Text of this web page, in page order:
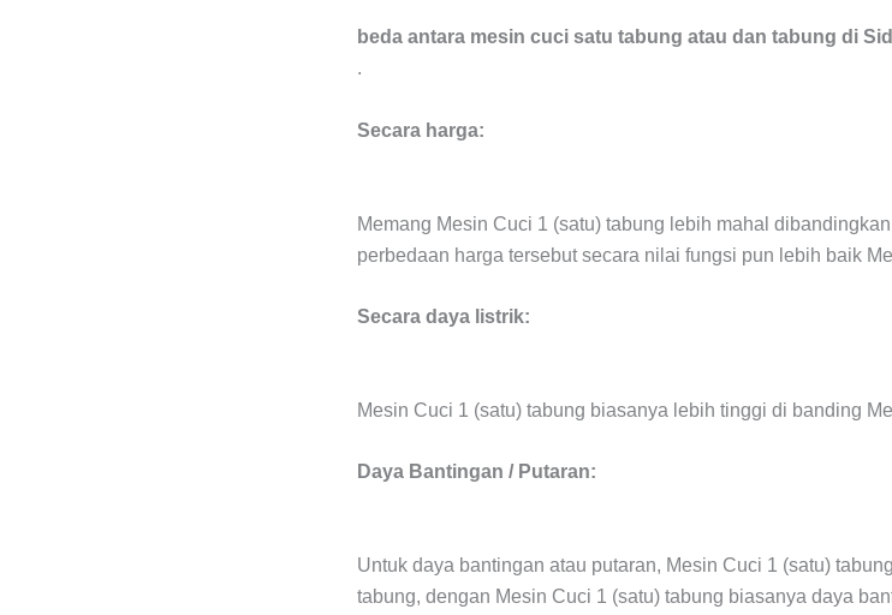
beda antara mesin cuci satu tabung atau dan tabung di
.
Secara harga:
Memang Mesin Cuci 1 (satu) tabung lebih mahal
perbedaan harga tersebut secara nilai fungsi pun lebih baik
Secara daya listrik:
Mesin Cuci 1 (satu) tabung biasanya lebih tinggi di banding
Daya Bantingan / Putaran:
Untuk daya bantingan atau putaran, Mesin Cuci 1 (satu)
tabung, dengan Mesin Cuci 1 (satu) tabung biasanya daya